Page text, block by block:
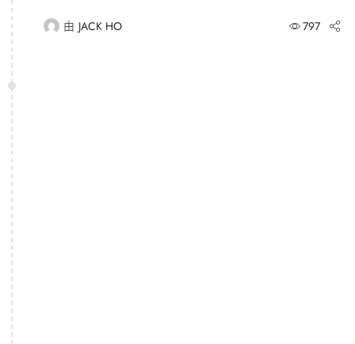
由 JACK HO 797